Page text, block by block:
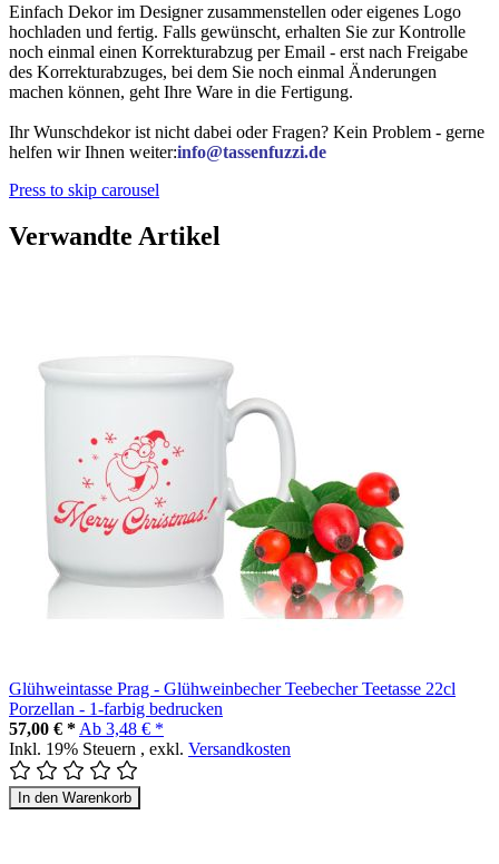
Einfach Dekor im Designer zusammenstellen oder eigenes Logo
hochladen und fertig. Falls gewünscht, erhalten Sie zur Kontrolle
noch einmal einen Korrekturabzug per Email - erst nach Freigabe
des Korrekturabzuges, bei dem Sie noch einmal Änderungen
machen können, geht Ihre Ware in die Fertigung.
Ihr Wunschdekor ist nicht dabei oder Fragen? Kein Problem - gerne
helfen wir Ihnen weiter:info@tassenfuzzi.de
Press to skip carousel
Verwandte Artikel
Glühweintasse Prag - Glühweinbecher Teebecher Teetasse 22cl
Porzellan - 1-farbig bedrucken
57,00 € * Ab 3,48 € *
Inkl. 19% Steuern , exkl. Versandkosten
In den Warenkorb